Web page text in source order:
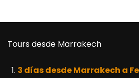
Tours desde Marrakech
3 días desde Marrakech a